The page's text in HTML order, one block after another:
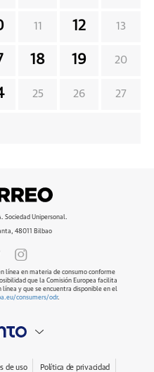
11 12 13
18 19 20
25 26 27
Sociedad Unipersonal.
48011 Bilbao
línea en materia de consumo conforme
que la Comisión Europea facilita
y que se encuentra disponible en el
consumers/odr.
de uso Política de privacidad